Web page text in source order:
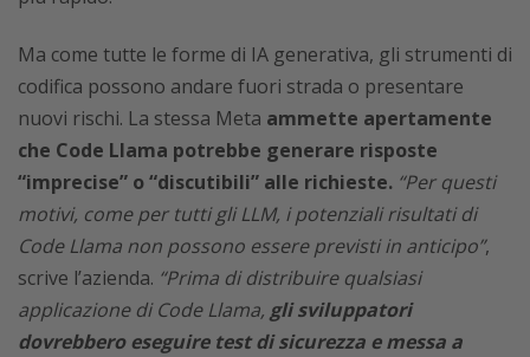
Ma come tutte le forme di IA generativa, gli strumenti di
codifica possono andare fuori strada o presentare
nuovi rischi. La stessa Meta ammette apertamente
che Code Llama potrebbe generare risposte
“imprecise” o “discutibili” alle richieste. “Per questi
motivi, come per tutti gli LLM, i potenziali risultati di
Code Llama non possono essere previsti in anticipo”,
scrive l’azienda. “Prima di distribuire qualsiasi
applicazione di Code Llama, gli sviluppatori
dovrebbero eseguire test di sicurezza e messa a